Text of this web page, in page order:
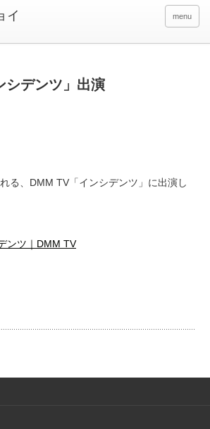
menu
シデンツ」出演
る、DMM TV「インシデンツ」に出演し
ンツ｜DMM TV